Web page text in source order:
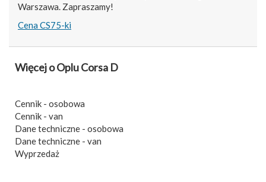
Warszawa. Zapraszamy!
Cena CS75-ki
Więcej o Oplu Corsa D
Cennik - osobowa
Cennik - van
Dane techniczne - osobowa
Dane techniczne - van
Wyprzedaż